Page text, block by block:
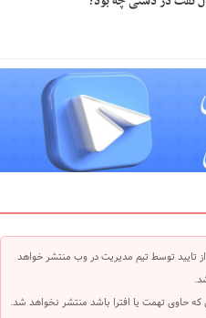
توسط تیم مدیریت در وب منتشر خواهد
که حاوی تهمت یا افترا باشد منتشر نخواهد شد.